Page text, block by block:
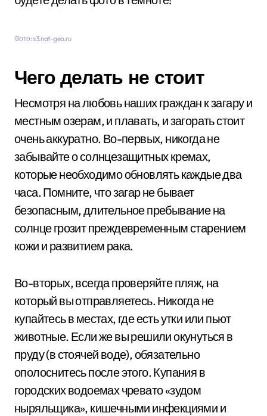
Фото: s3.nat-geo.ru
Чего делать не стоит
Несмотря на любовь наших граждан к загару и
местным озерам, и плавать, и загорать стоит
очень аккуратно. Во-первых, никогда не
забывайте о солнцезащитных кремах,
которые необходимо обновлять каждые два
часа. Помните, что загар не бывает
безопасным, длительное пребывание на
солнце грозит преждевременным старением
кожи и развитием рака.
Во-вторых, всегда проверяйте пляж, на
который вы отправляетесь. Никогда не
купайтесь в местах, где есть утки или пьют
животные. Если же вы решили окунуться в
пруду (в стоячей воде), обязательно
ополоснитесь после этого. Купания в
городских водоемах чревато «зудом
ныряльщика», кишечными инфекциями и